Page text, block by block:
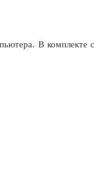
В комплекте с